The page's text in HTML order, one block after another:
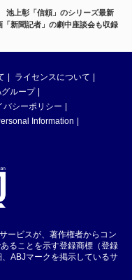
池上彰「信頼」のシリーズ最新
新聞記者」の劇中座談会も収録
ライセンスについて
ループ
バシーポリシー
Information
ービスが、著作権者からコン
ることを示す登録商標（登録
ABJマークを掲示しているサ